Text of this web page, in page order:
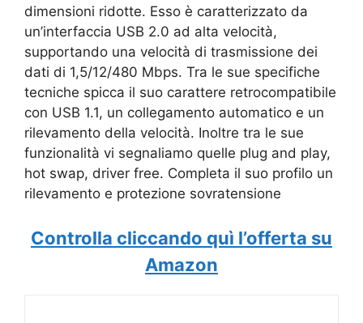
dimensioni ridotte. Esso è caratterizzato da
un’interfaccia USB 2.0 ad alta velocità,
supportando una velocità di trasmissione dei
dati di 1,5/12/480 Mbps. Tra le sue specifiche
tecniche spicca il suo carattere retrocompatibile
con USB 1.1, un collegamento automatico e un
rilevamento della velocità. Inoltre tra le sue
funzionalità vi segnaliamo quelle plug and play,
hot swap, driver free. Completa il suo profilo un
rilevamento e protezione sovratensione
Controlla cliccando quì l’offerta su
Amazon